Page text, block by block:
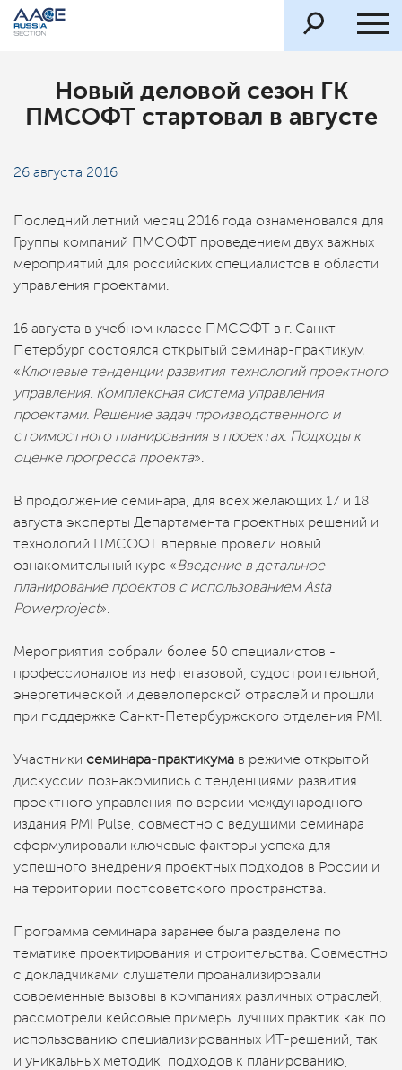
Новый деловой сезон ГК
ПМСОФТ стартовал в августе
26 августа 2016
Последний летний месяц 2016 года ознаменовался для
Группы компаний ПМСОФТ проведением двух важных
мероприятий для российских специалистов в области
управления проектами.
16 августа в учебном классе ПМСОФТ в г. Санкт-
Петербург состоялся открытый семинар-практикум
«Ключевые тенденции развития технологий проектного
управления. Комплексная система управления
проектами. Решение задач производственного и
стоимостного планирования в проектах. Подходы к
оценке прогресса проекта».
В продолжение семинара, для всех желающих 17 и 18
августа эксперты Департамента проектных решений и
технологий ПМСОФТ впервые провели новый
ознакомительный курс «Введение в детальное
планирование проектов с использованием Asta
Powerproject».
Мероприятия собрали более 50 специалистов -
профессионалов из нефтегазовой, судостроительной,
энергетической и девелоперской отраслей и прошли
при поддержке Санкт-Петербуржского отделения PMI.
Участники семинара-практикума в режиме открытой
дискуссии познакомились с тенденциями развития
проектного управления по версии международного
издания PMI Pulse, совместно с ведущими семинара
сформулировали ключевые факторы успеха для
успешного внедрения проектных подходов в России и
на территории постсоветского пространства.
Программа семинара заранее была разделена по
тематике проектирования и строительства. Совместно
с докладчиками слушатели проанализировали
современные вызовы в компаниях различных отраслей,
рассмотрели кейсовые примеры лучших практик как по
использованию специализированных ИТ-решений, так
и уникальных методик, подходов к планированию,